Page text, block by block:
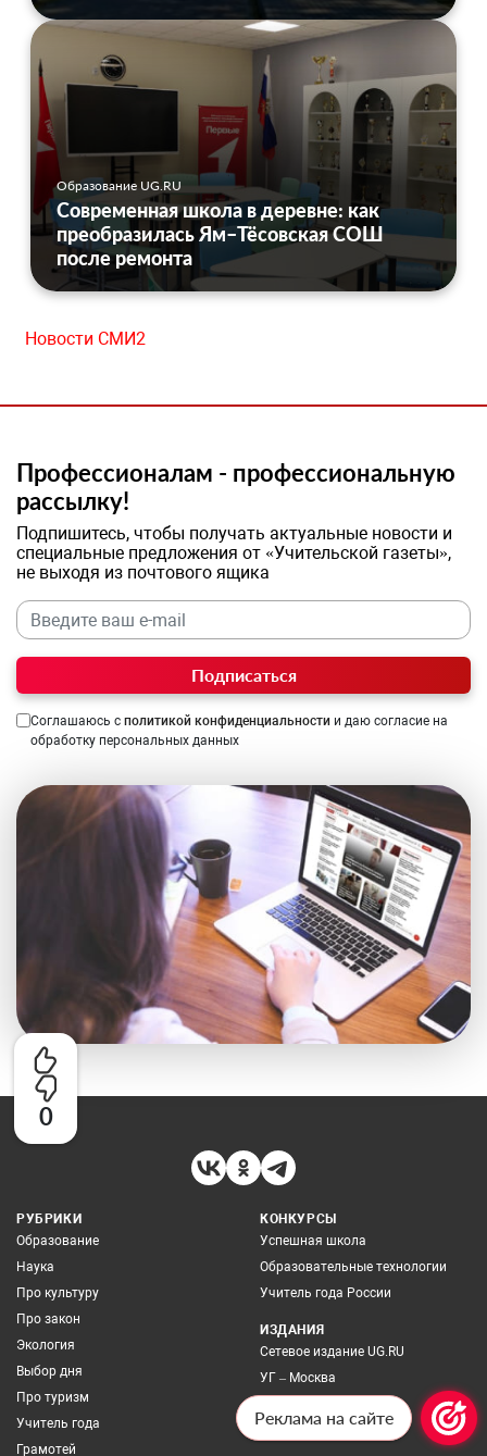
0
Образование UG.RU
Современная школа в деревне: как
преобразилась Ям–Тёсовская СОШ
после ремонта
Новости СМИ2
Профессионалам - профессиональную
рассылку!
Подпишитесь, чтобы получать актуальные новости и
специальные предложения от «Учительской газеты»,
не выходя из почтового ящика
Подписаться
Соглашаюсь с политикой конфиденциальности и даю согласие на
обработку персональных данных
РУБРИКИ
Образование
Наука
Про культуру
Про закон
Экология
Выбор дня
Про туризм
Учитель года
Грамотей
КОНКУРСЫ
Успешная школа
Образовательные технологии
Учитель года России
ИЗДАНИЯ
Сетевое издание UG.RU
УГ – Москва
Реклама на сайте